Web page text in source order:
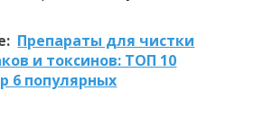
Препараты для чистки
и токсинов: ТОП 10
6 популярных